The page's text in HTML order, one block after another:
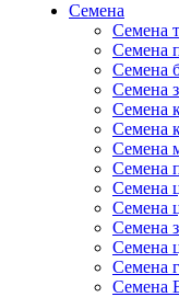
Семена
Семена
Семена
Семена
Семена
Семена
Семена
Семена
Семена
Семена
Семена
Семена
Семена
Семена
Семена